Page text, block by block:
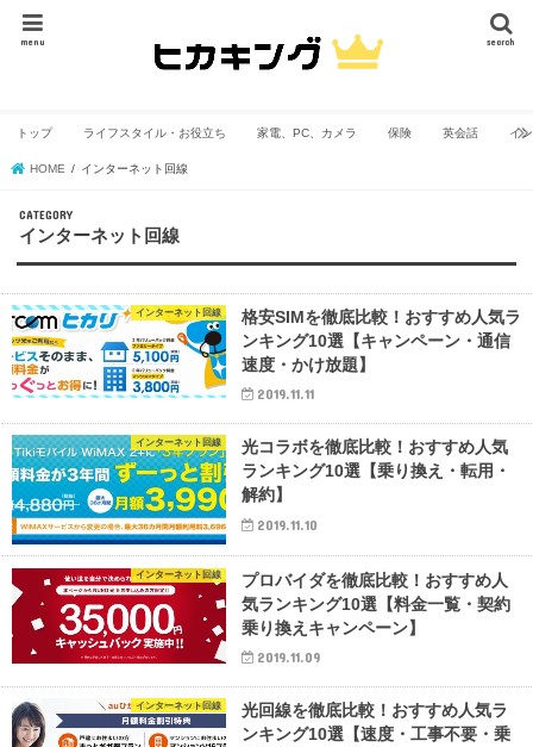
search
menu
トップ ライフスタイル・お役立ち 家電、PC、カメラ 保険 英会話 イ
HOME インターネット回線
インターネット回線
インターネット回線
格安SIMを徹底比較！おすすめ人気ラ
ンキング10選【キャンペーン・通信
速度・かけ放題】
2019.11.11
インターネット回線
光コラボを徹底比較！おすすめ人気
ランキング10選【乗り換え・転用・
解約】
2019.11.10
インターネット回線
プロバイダを徹底比較！おすすめ人
気ランキング10選【料金一覧・契約
乗り換えキャンペーン】
2019.11.09
インターネット回線
光回線を徹底比較！おすすめ人気ラ
ンキング10選【速度・工事不要・乗